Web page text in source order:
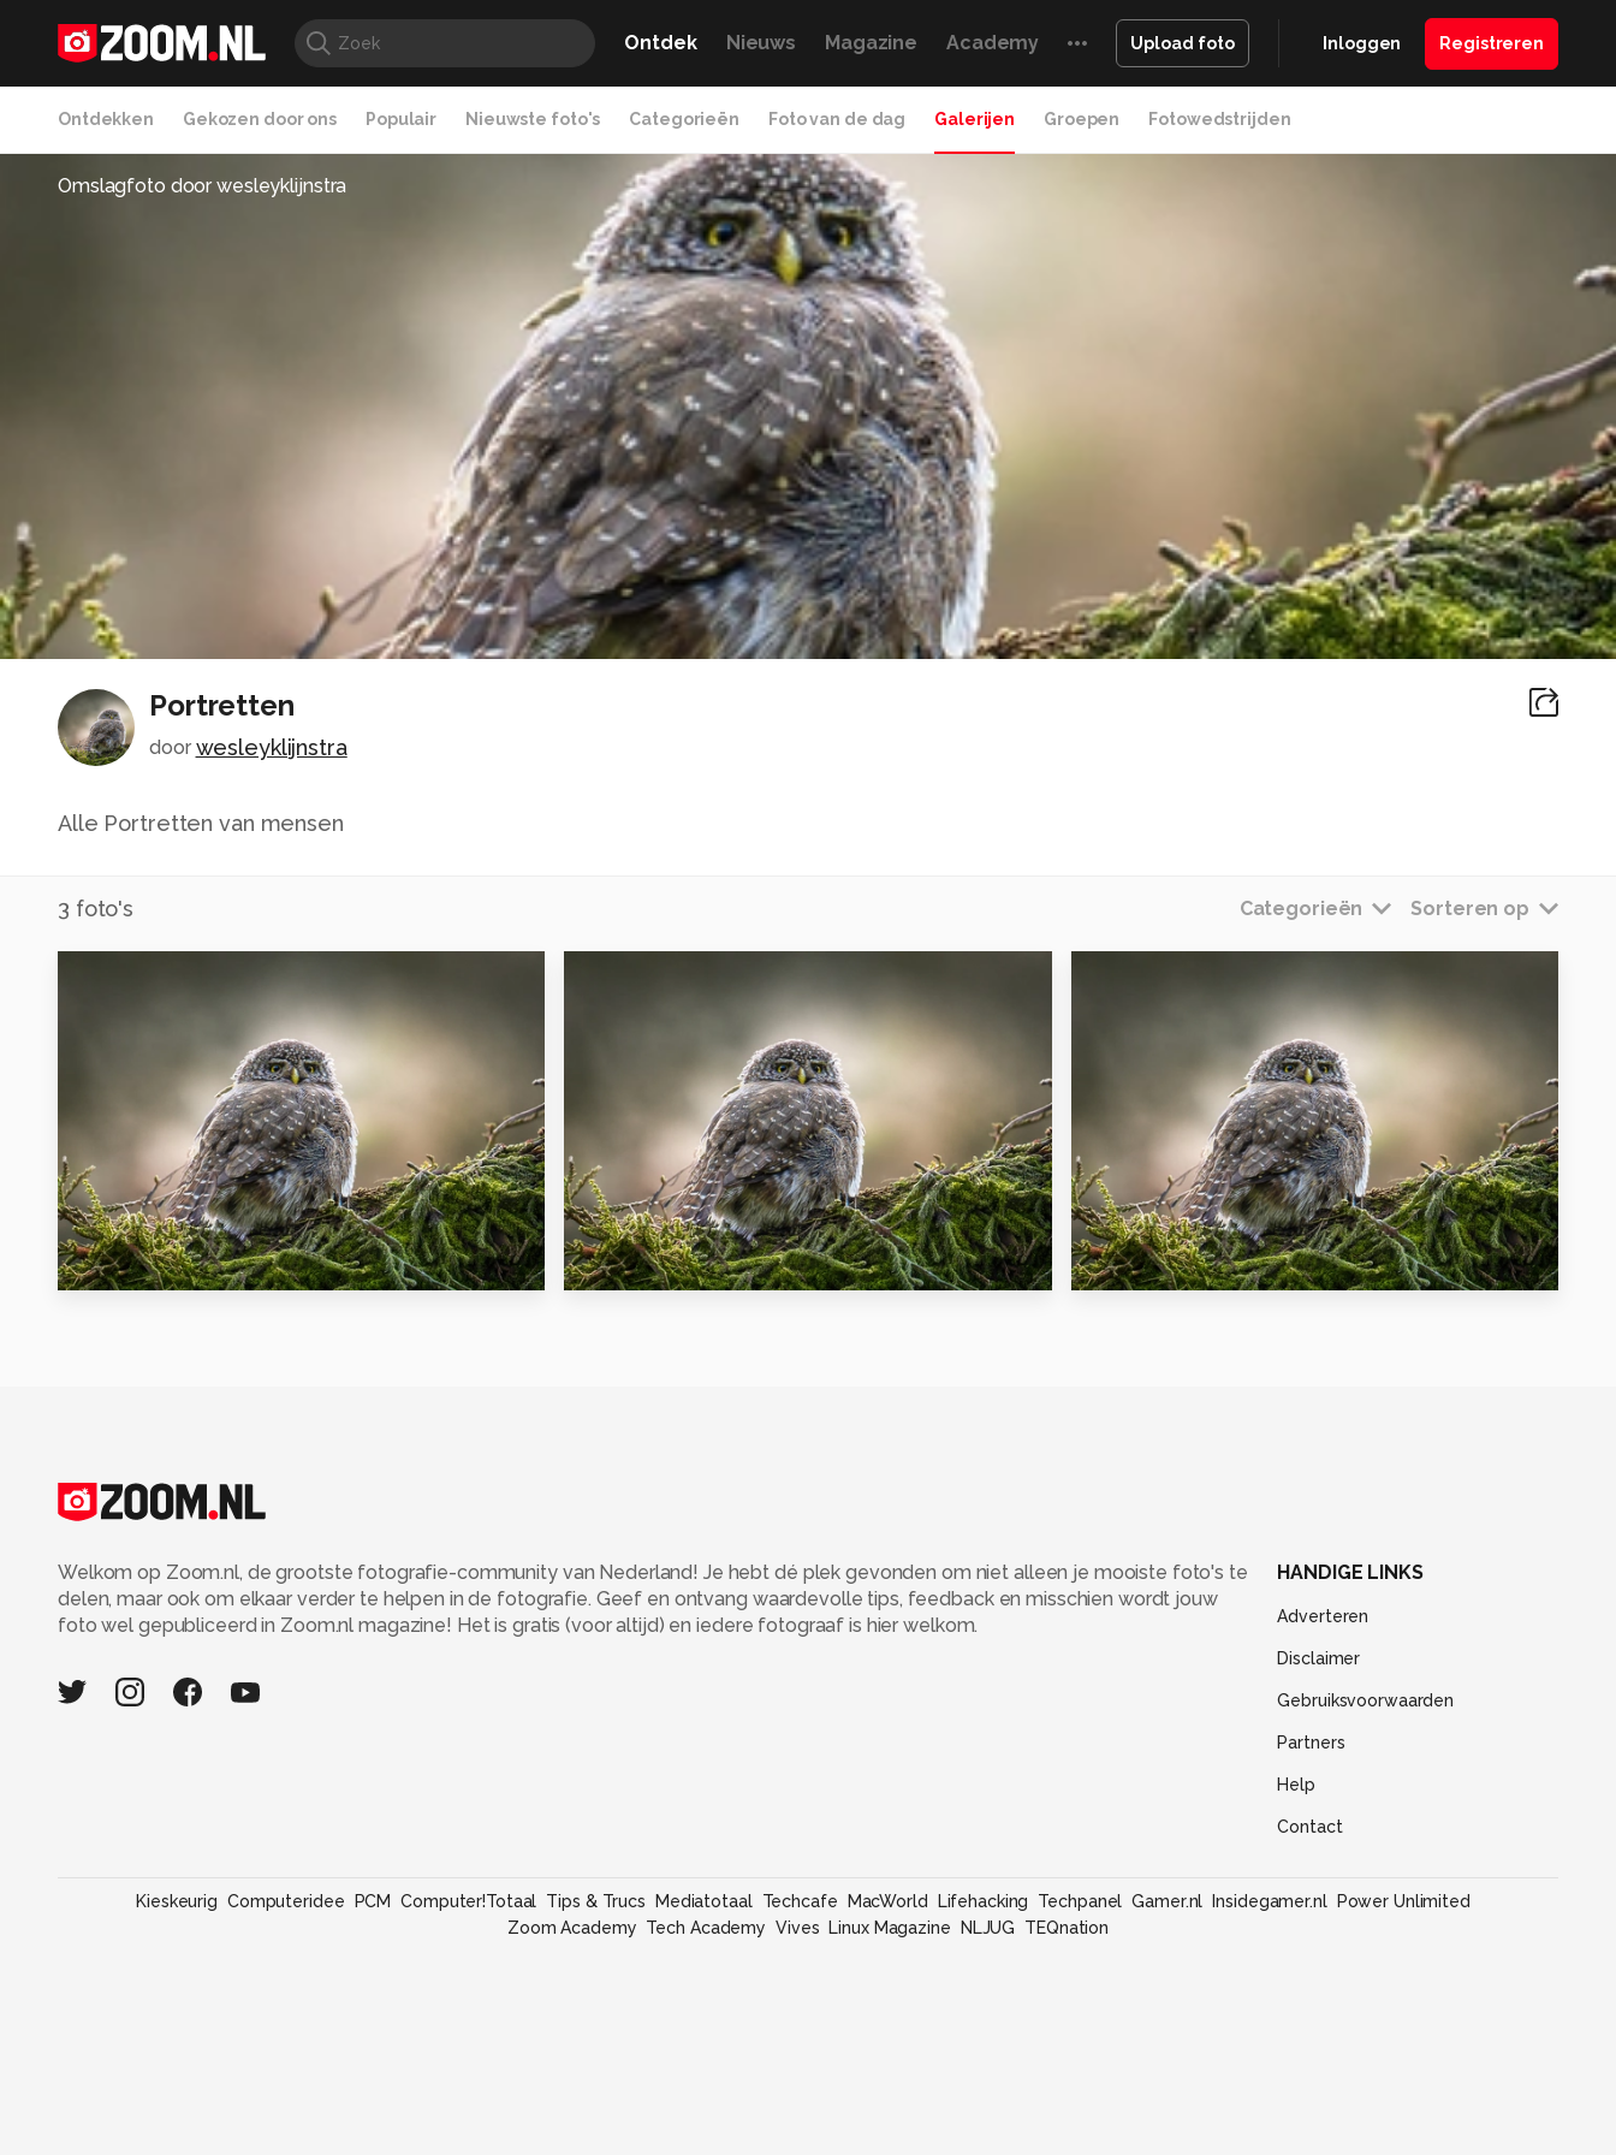
Ontdek Nieuws Magazine Academy Upload foto Inloggen Registreren
Ontdekken Gekozen door ons Populair Nieuwste foto's Categorieën Foto van de dag Galerijen Groepen Fotowedstrijden
Omslagfoto doorwesleyklijnstra
Portretten
door wesleyklijnstra
Alle Portretten van mensen
3 foto's Categorieën Sorteren op
21 21 0
Welkom op Zoom.nl, de grootste fotografie-community van Nederland! Je hebt dé plek gevonden om niet alleen je mooiste foto's te
delen, maar ook om elkaar verder te helpen in de fotografie. Geef en ontvang waardevolle tips, feedback en misschien wordt jouw
foto wel gepubliceerd in Zoom.nl magazine! Het is gratis (voor altijd) en iedere fotograaf is hier welkom.
HANDIGE LINKS
Adverteren
Disclaimer
Gebruiksvoorwaarden
Partners
Help
Contact
Kieskeurig Computeridee PCM Computer!Totaal Tips & Trucs Mediatotaal Techcafe MacWorld Lifehacking Techpanel Gamer.nl Insidegamer.nl
Power Unlimited
Zoom Academy Tech Academy Vives Linux Magazine NLJUG TEQnation